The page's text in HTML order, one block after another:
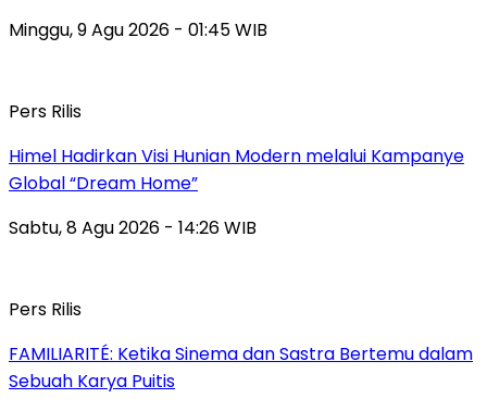
Minggu, 9 Agu 2026 - 01:45 WIB
Pers Rilis
Himel Hadirkan Visi Hunian Modern melalui Kampanye
Global “Dream Home”
Sabtu, 8 Agu 2026 - 14:26 WIB
Pers Rilis
FAMILIARITÉ: Ketika Sinema dan Sastra Bertemu dalam
Sebuah Karya Puitis